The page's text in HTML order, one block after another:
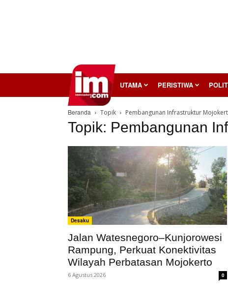
InilahMojokerto UTAMA PERISTIWA
Beranda Topik Pembangunan Infrastruktur
Topik: Pembangunan
Desaku
Jalan Watesnegoro–Kunjorowesi
Rampung, Perkuat Konektivitas
Wilayah Perbatasan Mojokerto
6 Agustus 2026 0